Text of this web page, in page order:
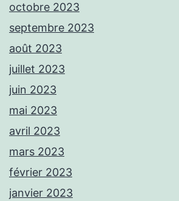
octobre 2023
septembre 2023
août 2023
juillet 2023
juin 2023
mai 2023
avril 2023
mars 2023
février 2023
janvier 2023